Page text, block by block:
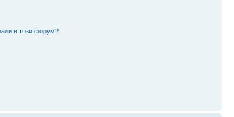
в този форум?